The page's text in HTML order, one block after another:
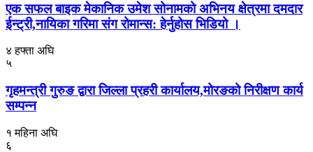
एक सफल बाइक मेकानिक उमेश सोनामको अभिनय क्षेत्रमा दमदार
ईन्ट्री,नायिका गरिमा संग रोमान्स: हेर्नुहोस भिडियो ।
४ हफ्ता अघि
५
गृहमन्त्री गुरुङ द्वारा जिल्ला प्रहरी कार्यालय,मोरङको निरीक्षण कार्य
सम्पन्न
१ महिना अघि
६